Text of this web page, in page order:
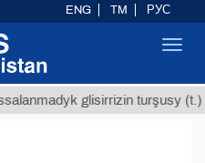
glisirrizin turşusy (t.)
ENG TM РУС